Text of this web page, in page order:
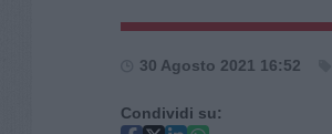
30 Agosto 2021 16:52
Condividi su: